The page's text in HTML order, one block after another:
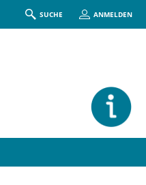
SUCHE ANMELDEN